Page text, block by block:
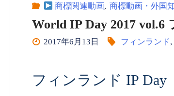
商標関連動画, 商標動画・外国
World IP Day 2017 vol.6
2017年6月13日 フィンランド,
フィンランド IP Day